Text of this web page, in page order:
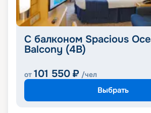
С балконом Spacious
Balcony (4B)
от 101 550 ₽ /чел
Выбрать